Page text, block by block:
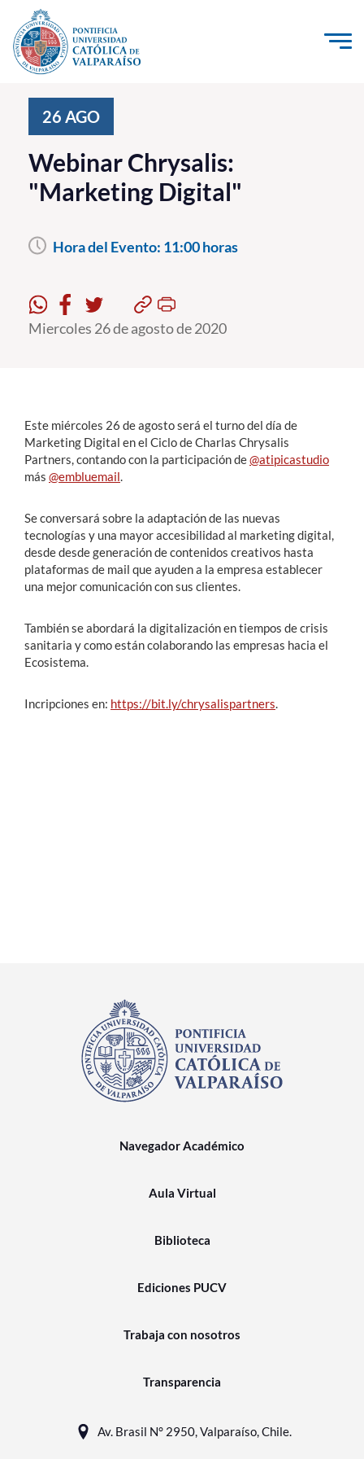
Click acá para ir directamente al contenido
Investigación, Creación e Innovación
PUCV Internacional
Vinculación con el Medio
Admisión
Pregrado
Postgrado
Académicos
Funcionarios
English
26 AGO
Webinar Chrysalis:
"Marketing Digital"
Hora del Evento: 11:00 horas
Miercoles 26 de agosto de 2020
Este miércoles 26 de agosto será el turno del día de
Marketing Digital en el Ciclo de Charlas Chrysalis
Partners, contando con la participación de@atipicastudio
más @embluemail.
Se conversará sobre la adaptación de las nuevas
tecnologías y una mayor accesibilidad al marketing digital,
desde desde generación de contenidos creativos hasta
plataformas de mail que ayuden a la empresa establecer
una mejor comunicación con sus clientes.
También se abordará la digitalización en tiempos de crisis
sanitaria y como están colaborando las empresas hacia el
Ecosistema.
Incripciones en: https://bit.ly/chrysalispartners.
Navegador Académico
Aula Virtual
Biblioteca
Ediciones PUCV
Trabaja con nosotros
Transparencia
Av. Brasil N° 2950, Valparaíso, Chile.